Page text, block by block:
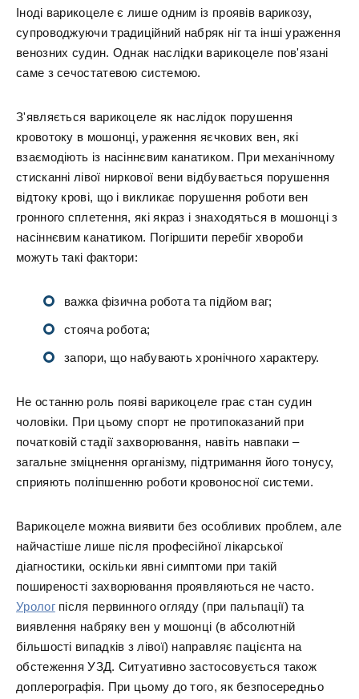
Іноді варикоцеле є лише одним із проявів варикозу,
супроводжуючи традиційний набряк ніг та інші ураження
венозних судин. Однак наслідки варикоцеле пов'язані
саме з сечостатевою системою.
З'являється варикоцеле як наслідок порушення
кровотоку в мошонці, ураження яєчкових вен, які
взаємодіють із насіннєвим канатиком. При механічному
стисканні лівої ниркової вени відбувається порушення
відтоку крові, що і викликає порушення роботи вен
гронного сплетення, які якраз і знаходяться в мошонці з
насіннєвим канатиком. Погіршити перебіг хвороби
можуть такі фактори:
важка фізична робота та підйом ваг;
стояча робота;
запори, що набувають хронічного характеру.
Не останню роль появі варикоцеле грає стан судин
чоловіки. При цьому спорт не протипоказаний при
початковій стадії захворювання, навіть навпаки –
загальне зміцнення організму, підтримання його тонусу,
сприяють поліпшенню роботи кровоносної системи.
Варикоцеле можна виявити без особливих проблем, але
найчастіше лише після професійної лікарської
діагностики, оскільки явні симптоми при такій
поширеності захворювання проявляються не часто.
Урологпісля первинного огляду (при пальпації) та
виявлення набряку вен у мошонці (в абсолютній
більшості випадків з лівої) направляє пацієнта на
обстеження УЗД. Ситуативно застосовується також
доплерографія. При цьому до того, як безпосередньо